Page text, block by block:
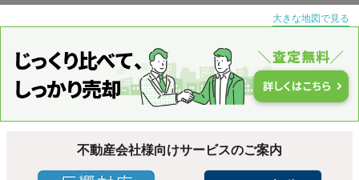
大きな地図で見る
不動産会社様向けサービスのご案内